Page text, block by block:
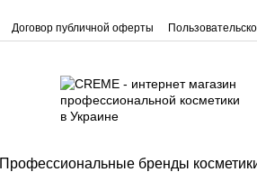
Договор публичной оферты
Профессиональные бренды